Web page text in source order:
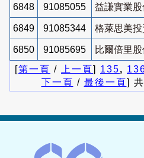
6848 91085055 益謙實業股
6849 91085344 格萊思美投
6850 91085695
比爾倍里
[第一頁 / 上一頁] 135,
下一頁 / 最後一頁]